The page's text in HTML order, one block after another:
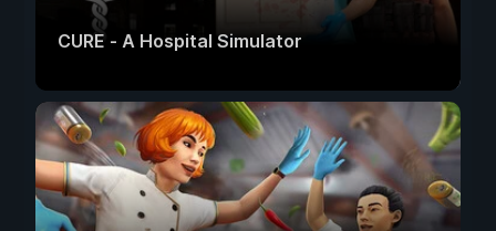
CURE - A Hospital Simulator